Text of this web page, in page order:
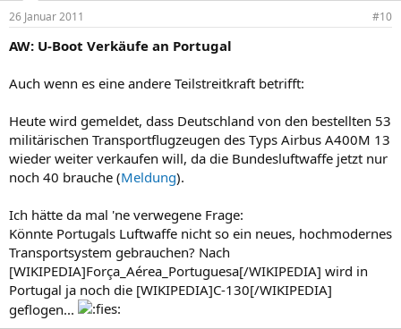
26 Januar 2011 #10
AW: U-Boot Verkäufe an Portugal
Auch wenn es eine andere Teilstreitkraft betrifft:
Heute wird gemeldet, dass Deutschland von den bestellten 53
militärischen Transportflugzeugen des Typs Airbus A400M 13
wieder weiter verkaufen will, da die Bundesluftwaffe jetzt nur
noch 40 brauche (Meldung).
Ich hätte da mal 'ne verwegene Frage:
Könnte Portugals Luftwaffe nicht so ein neues, hochmodernes
Transportsystem gebrauchen? Nach
[WIKIPEDIA]Força_Aérea_Portuguesa[/WIKIPEDIA] wird in
Portugal ja noch die [WIKIPEDIA]C-130[/WIKIPEDIA]
geflogen...